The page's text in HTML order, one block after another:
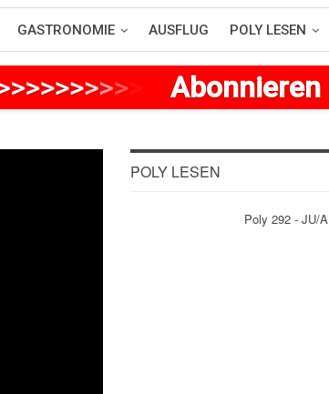
GASTRONOMIE AUSFLUG POLY LESEN
>>>>>>>>> >>>>>>>
Abonnieren
POLY LESEN
Poly 292 - JU/